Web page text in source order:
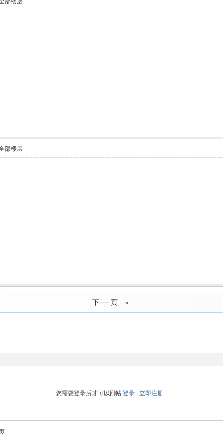
部楼层
部楼层
下一页 »
您需要登录后才可以回帖 登录| 立即注册